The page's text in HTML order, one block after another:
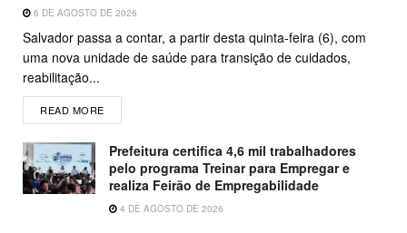
6 DE AGOSTO DE 2026
Salvador passa a contar, a partir desta quinta-feira (6), com
uma nova unidade de saúde para transição de cuidados,
reabilitação...
READ MORE
Prefeitura certifica 4,6 mil trabalhadores
pelo programa Treinar para Empregar e
realiza Feirão de Empregabilidade
4 DE AGOSTO DE 2026